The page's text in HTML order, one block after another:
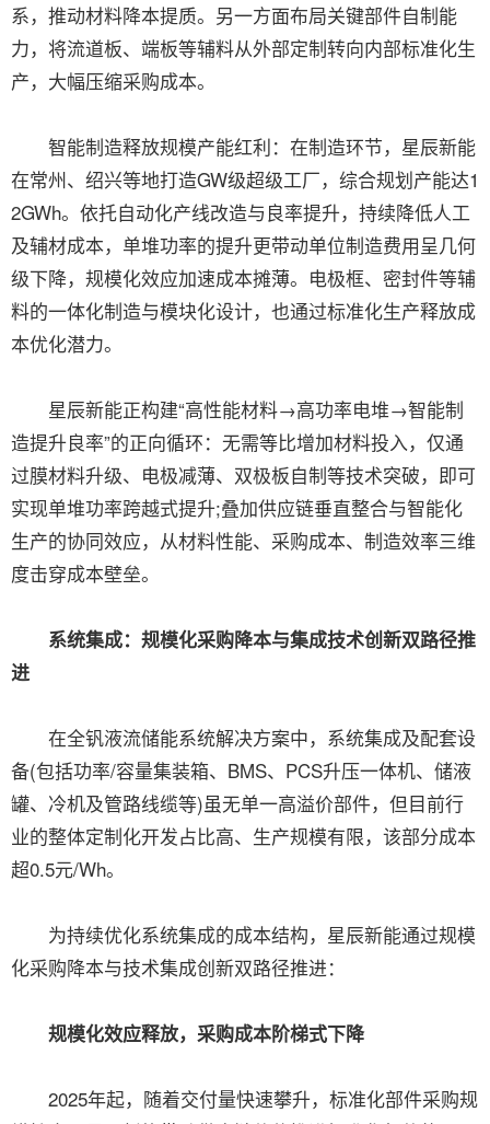
系，推动材料降本提质。另一方面布局关键部件自制能
力，将流道板、端板等辅料从外部定制转向内部标准化生
产，大幅压缩采购成本。
智能制造释放规模产能红利：在制造环节，星辰新能
在常州、绍兴等地打造GW级超级工厂，综合规划产能达1
2GWh。依托自动化产线改造与良率提升，持续降低人工
及辅材成本，单堆功率的提升更带动单位制造费用呈几何
级下降，规模化效应加速成本摊薄。电极框、密封件等辅
料的一体化制造与模块化设计，也通过标准化生产释放成
本优化潜力。
星辰新能正构建“高性能材料→高功率电堆→智能制
造提升良率”的正向循环：无需等比增加材料投入，仅通
过膜材料升级、电极减薄、双极板自制等技术突破，即可
实现单堆功率跨越式提升;叠加供应链垂直整合与智能化
生产的协同效应，从材料性能、采购成本、制造效率三维
度击穿成本壁垒。
系统集成：规模化采购降本与集成技术创新双路径推
进
在全钒液流储能系统解决方案中，系统集成及配套设
备(包括功率/容量集装箱、BMS、PCS升压一体机、储液
罐、冷机及管路线缆等)虽无单一高溢价部件，但目前行
业的整体定制化开发占比高、生产规模有限，该部分成本
超0.5元/Wh。
为持续优化系统集成的成本结构，星辰新能通过规模
化采购降本与技术集成创新双路径推进：
规模化效应释放，采购成本阶梯式下降
2025年起，随着交付量快速攀升，标准化部件采购规